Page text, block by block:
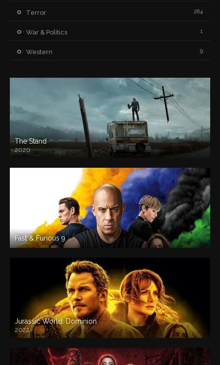
Terror 284
War & Politics 1
Western 9
The Stand
2020
Fast & Furious 9
Jurassic World: Dominion
2022